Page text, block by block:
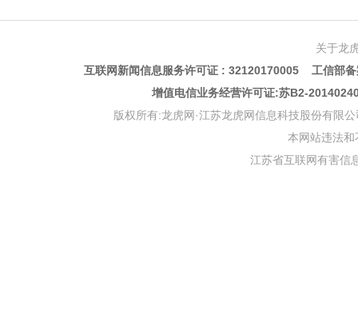
关于龙
互联网新闻信息服务许可证 : 32120170005 工信部
增值电信业务经营许可证:苏B2-
版权所有:龙虎网·江苏龙虎网信息科技股份有限
本网站违法
江苏省互联网有害